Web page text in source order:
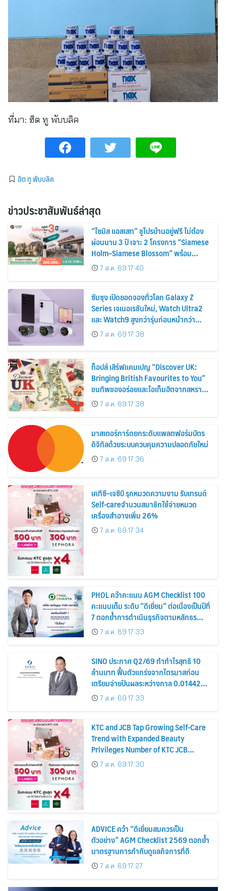
ที่มา: ฮิต ทู พับบลิค
ฮิต ทู พับบลิค
ข่าวประชาสัมพันธ์ล่าสุด
“ไซมิส แอสเสท” ชูโปรบ้านอยู่ฟรี ไม่ต้อง
ผ่อนนาน 3 ปี เจาะ 2 โครงการ “Siamese
Holm–Siamese Blossom” พร้อม
ส่วนลดและสิทธิพิเศษถึง 31 สิงหาคม
2569
7 ส.ค. 69 17:40
ซัมซุง เปิดยอดจองทั่วโลก Galaxy Z
Series เจเนอเรชันใหม่, Watch Ultra2
และ Watch9 สูงกว่ารุ่นก่อนหน้ากว่า
30%7 ส.ค. 69 17:38
ท็อปส์ เสิร์ฟแคมเปญ “Discover UK:
Bringing British Favourites to You”
ขนทัพของอร่อยและไอเท็มฮิตจากสหราช
อาณาจักร ส่งตรงถึงมือตั้งแต่วันนี้ – 18
สิงหาคมนี้
7 ส.ค. 69 17:38
มาสเตอร์การ์ดยกระดับแพลตฟอร์มบัตร
ดิจิทัลด้วยระบบควบคุมความปลอดภัยใหม่
7 ส.ค. 69 17:36
เคทีซี–เจซีบี รุกหมวดความงาม รับเทรนด์
Self-careจำนวนสมาชิกใช้จ่ายหมวด
เครื่องสำอางเพิ่ม 26%
7 ส.ค. 69 17:34
PHOL คว้าคะแนน AGM Checklist 100
คะแนนเต็ม ระดับ “ดีเยี่ยม” ต่อเนื่องเป็นปีที่
7 ตอกย้ำการดำเนินธุรกิจตามหลักธร
รมาภิบาล โปร่งใส สร้างความเชื่อมั่นผู้ถือ
หุ้น
7 ส.ค. 69 17:33
SINO ประกาศ Q2/69 ทำกำไรสุทธิ 10
ล้านบาท ฟื้นตัวแกร่งจากไตรมาสก่อน
เตรียมจ่ายปันผลระหว่างกาล 0.014423
บาทต่อหุ้น ครึ่งปีหลังมุ่งเติบโตต่อเนื่อง
7 ส.ค. 69 17:33
KTC and JCB Tap Growing Self-Care
Trend with Expanded Beauty
Privileges Number of KTC JCB
Cardmembers Spending on
Cosmetics Rises 26%
7 ส.ค. 69 17:30
ADVICE คว้า “ดีเยี่ยมสมควรเป็น
ตัวอย่าง” AGM Checklist 2569 ตอกย้ำ
มาตรฐานการกำกับดูแลกิจการที่ดี
7 ส.ค. 69 17:27